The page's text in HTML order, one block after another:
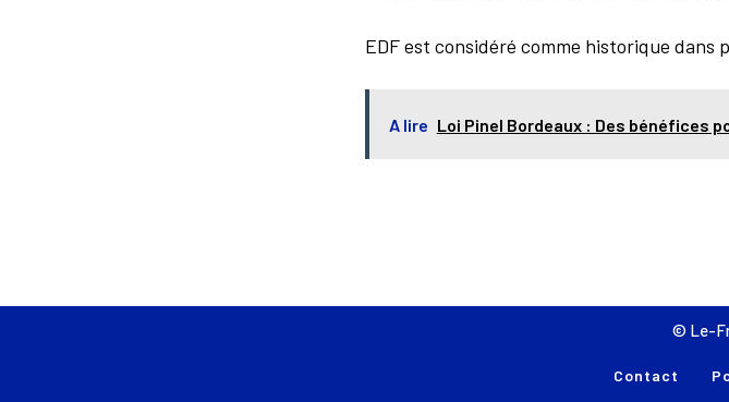
EDF est considéré comme historique dans
A lire Loi Pinel Bordeaux : Des bénéfices
© Le-
Contact